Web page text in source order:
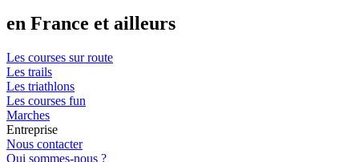
en France et ailleurs
Les courses sur route
Les trails
Les triathlons
Les courses fun
Marches
Entreprise
Nous contacter
Qui sommes-nous ?